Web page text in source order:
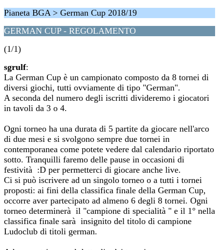
Pianeta BGA > German Cup 2018/19
GERMAN CUP - REGOLAMENTO
(1/1)
sgrulf:
La German Cup è un campionato composto da 8 tornei di
diversi giochi, tutti ovviamente di tipo "German".
A seconda del numero degli iscritti divideremo i giocatori
in tavoli da 3 o 4.
Ogni torneo ha una durata di 5 partite da giocare nell'arco
di due mesi e si svolgono sempre due tornei in
contemporanea come potete vedere dal calendario riportato
sotto. Tranquilli faremo delle pause in occasioni di
festività :D per permetterci di giocare anche live.
Ci si può iscrivere ad un singolo torneo o a tutti i tornei
proposti: ai fini della classifica finale della German Cup,
occorre aver partecipato ad almeno 6 degli 8 tornei. Ogni
torneo determinerà il "campione di specialità " e il 1° nella
classifica finale sarà insignito del titolo di campione
Ludoclub di titoli german.